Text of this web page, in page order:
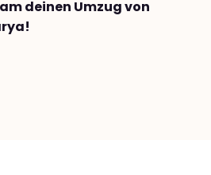
deinen Umzug von